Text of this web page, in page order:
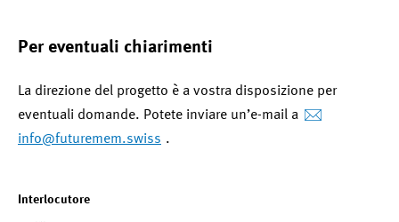
Interlocutore
Per eventuali chiarimenti
La direzione del progetto è a vostra disposizione per
eventuali domande. Potete inviare un’e-mail a
info@futuremem.swiss .